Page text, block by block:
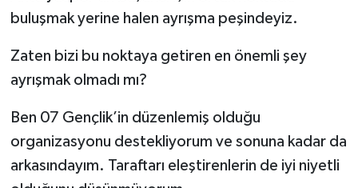
buluşmak yerine halen ayrışma peşindeyiz.
Zaten bizi bu noktaya getiren en önemli şey
ayrışmak olmadı mı?
Ben 07 Gençlik’in düzenlemiş olduğu
organizasyonu destekliyorum ve sonuna kadar da
arkasındayım. Taraftarı eleştirenlerin de iyi niyetli